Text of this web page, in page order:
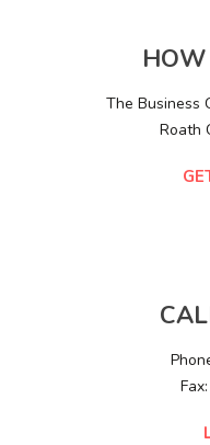
The Business
Roath